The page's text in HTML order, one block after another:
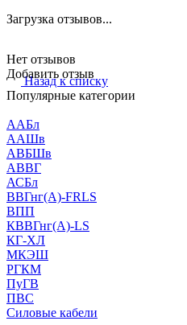
Загрузка отзывов...
Нет отзывов
Добавить отзыв
Назад к списку
Популярные категории
ААБл
ААШв
АВБШв
АВВГ
АСБл
ВВГнг(А)-FRLS
ВПП
КВВГнг(А)-LS
КГ-ХЛ
МКЭШ
РГКМ
ПуГВ
ПВС
Силовые кабели